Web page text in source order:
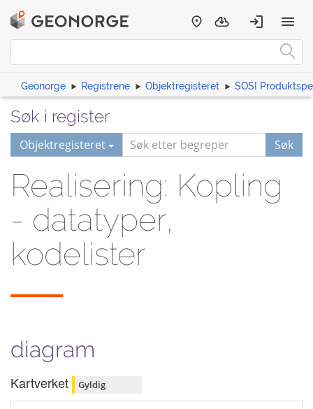
Geonorge Registrene Objektregisteret SOSI
Søk i register
Objektregisteret Søk
Realisering: Kopling
- datatyper,
kodelister
diagram
Kartverket Gyldig